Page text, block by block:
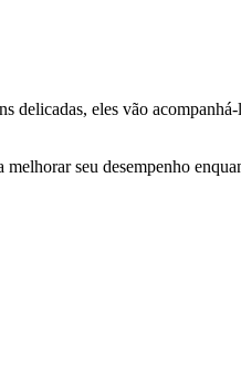
delicadas, eles vão
seu desempenho